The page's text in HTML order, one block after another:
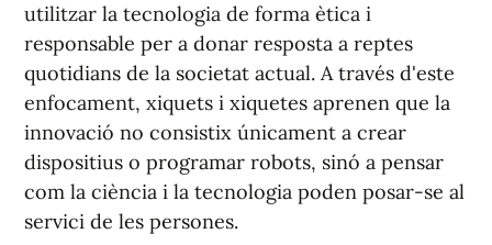
utilitzar la tecnologia de forma ètica i
responsable per a donar resposta a reptes
quotidians de la societat actual. A través d'este
enfocament, xiquets i xiquetes aprenen que la
innovació no consistix únicament a crear
dispositius o programar robots, sinó a pensar
com la ciència i la tecnologia poden posar-se al
servici de les persones.